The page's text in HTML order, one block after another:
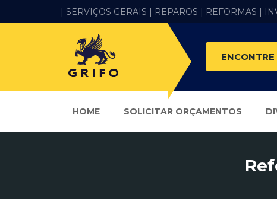
| SERVIÇOS GERAIS | REPAROS | REFORMAS |
HOME SOLICITAR ORÇAMENTOS